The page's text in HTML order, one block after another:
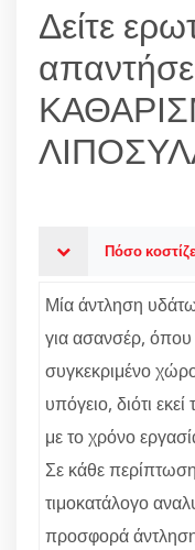
Δείτε
Πόσο
Μία άντληση
για ασανσέρ, όπου
συγκεκριμένο
υπόγειο, διότι
με το χρόνο
Σε κάθε
τιμοκατάλογο
προσφορά